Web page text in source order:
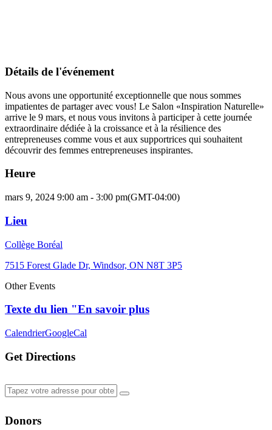
Détails de l'événement
Nous avons une opportunité exceptionnelle que nous sommes
impatientes de partager avec vous! Le Salon «Inspiration Naturelle»
arrive le 9 mars, et nous vous invitons à participer à cette journée
extraordinaire dédiée à la croissance et à la résilience des
entrepreneuses comme vous et aux supportrices qui souhaitent
découvrir des femmes entrepreneuses inspirantes.
Heure
mars 9, 2024 9:00 am - 3:00 pm(GMT-04:00)
Lieu
Collège Boréal
7515 Forest Glade Dr, Windsor, ON N8T 3P5
Other Events
Texte du lien "En savoir plus
CalendrierGoogleCal
Get Directions
Donors